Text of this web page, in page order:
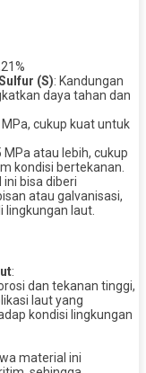
(S): Kandungan
daya tahan dan
cukup kuat untuk
atau lebih, cukup
kondisi bertekanan.
ini bisa diberi
atau galvanisasi,
laut.
:
dan tekanan tinggi,
laut yang
kondisi lingkungan
material ini